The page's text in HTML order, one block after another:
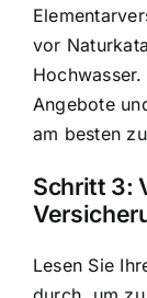
vor
Angebote
am besten
Schritt 3:
Lesen Sie